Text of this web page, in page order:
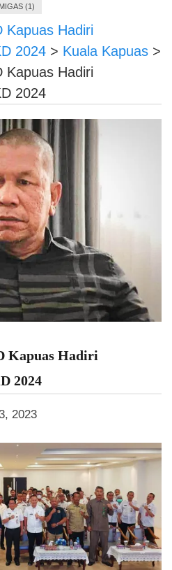
(1)
Kapuas Hadiri
2024 > Kuala Kapuas >
Kapuas Hadiri
2024
Kapuas Hadiri
2024
2023